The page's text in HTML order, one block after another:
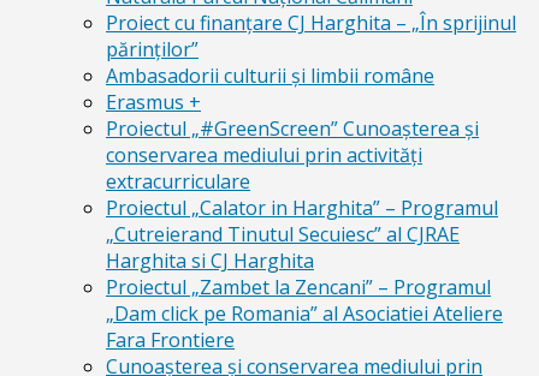
Proiect cu finanţare CJ Harghita – „În sprijinul
părinţilor”
Ambasadorii culturii și limbii române
Erasmus +
Proiectul „#GreenScreen” Cunoașterea şi
conservarea mediului prin activităţi
extracurriculare
Proiectul „Calator in Harghita” – Programul
„Cutreierand Tinutul Secuiesc” al CJRAE
Harghita si CJ Harghita
Proiectul „Zambet la Zencani” – Programul
„Dam click pe Romania” al Asociatiei Ateliere
Fara Frontiere
Cunoașterea și conservarea mediului prin